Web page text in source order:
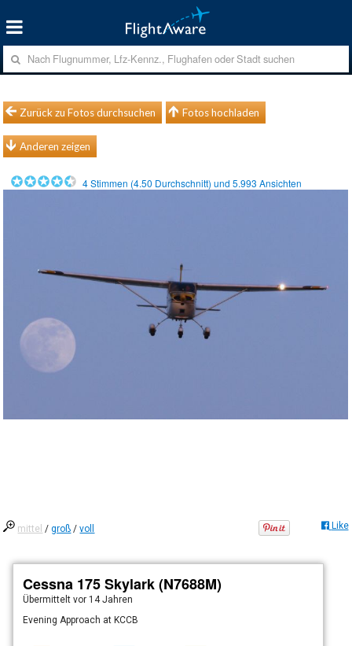
Zurück zu Fotos durchsuchen Fotos hochladen
Anderen zeigen
4Stimmen (4.50 Durchschnitt) und5.993 Ansichten
mittel /groß /voll Like
Cessna 175 Skylark (N7688M)
Übermitteltvor 14 Jahren
Evening Approach at KCCB